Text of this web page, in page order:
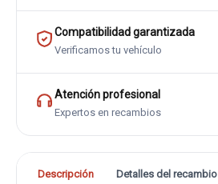
Compatibilidad garantizada
Verificamos tu vehículo
Atención profesional
Expertos en recambios
Descripción Detalles del recambio